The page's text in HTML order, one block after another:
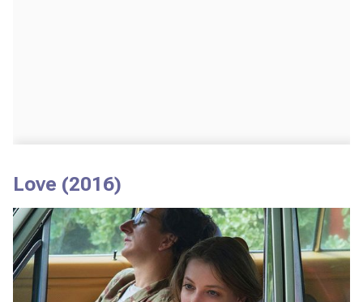
Love (2016)